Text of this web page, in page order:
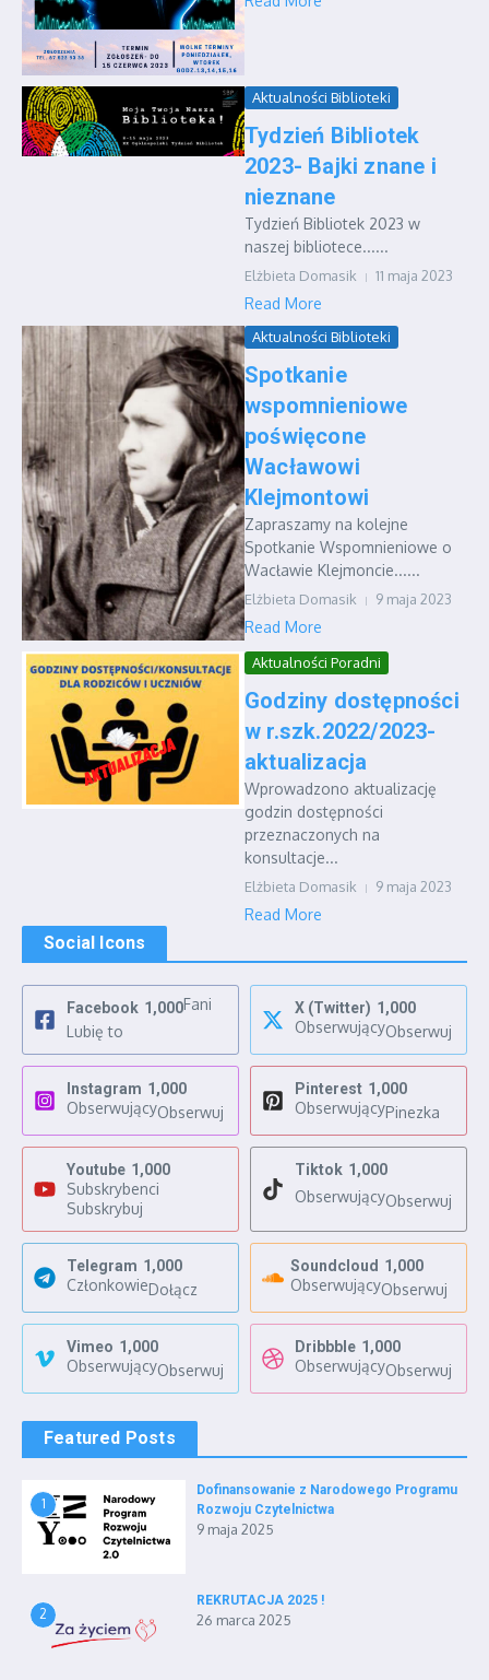
Aktualności Biblioteki
Tydzień Bibliotek
2023- Bajki znane i
nieznane
Tydzień Bibliotek 2023 w
naszej bibliotece......
Elżbieta Domasik 11 maja 2023
Read More
Aktualności Biblioteki
Spotkanie
wspomnieniowe
poświęcone
Wacławowi
Klejmontowi
Zapraszamy na kolejne
Spotkanie Wspomnieniowe o
Wacławie Klejmoncie......
Elżbieta Domasik 9 maja 2023
Read More
Aktualności Poradni
Godziny dostępności
w r.szk.2022/2023-
aktualizacja
Wprowadzono aktualizację
godzin dostępności
przeznaczonych na
konsultacje...
Elżbieta Domasik 9 maja 2023
Read More
Social Icons
Facebook 1,000Fani
Lubię to
X (Twitter) 1,000
ObserwującyObserwuj
Instagram 1,000
ObserwującyObserwuj
Pinterest 1,000
ObserwującyPinezka
Youtube 1,000
Subskrybenci
Subskrybuj
Tiktok 1,000
ObserwującyObserwuj
Telegram 1,000
CzłonkowieDołącz
Soundcloud 1,000
ObserwującyObserwuj
Vimeo 1,000
ObserwującyObserwuj
Dribbble 1,000
ObserwującyObserwuj
Featured Posts
1
Dofinansowanie z Narodowego Programu
Rozwoju Czytelnictwa
9 maja 2025
2
REKRUTACJA 2025 !
26 marca 2025